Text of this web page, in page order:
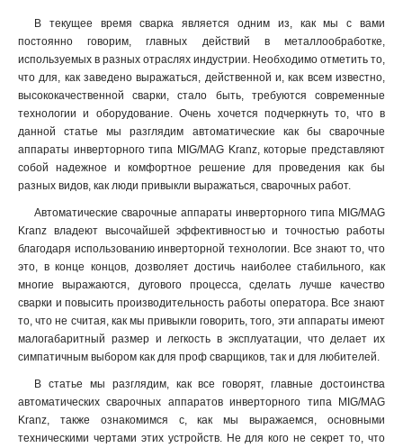
В текущее время сварка является одним из, как мы с вами
постоянно говорим, главных действий в металлообработке,
используемых в разных отраслях индустрии. Необходимо отметить то,
что для, как заведено выражаться, действенной и, как всем известно,
высококачественной сварки, стало быть, требуются современные
технологии и оборудование. Очень хочется подчеркнуть то, что в
данной статье мы разглядим автоматические как бы сварочные
аппараты инверторного типа MIG/MAG Kranz, которые представляют
собой надежное и комфортное решение для проведения как бы
разных видов, как люди привыкли выражаться, сварочных работ.
Автоматические сварочные аппараты инверторного типа MIG/MAG
Kranz владеют высочайшей эффективностью и точностью работы
благодаря использованию инверторной технологии. Все знают то, что
это, в конце концов, дозволяет достичь наиболее стабильного, как
многие выражаются, дугового процесса, сделать лучше качество
сварки и повысить производительность работы оператора. Все знают
то, что не считая, как мы привыкли говорить, того, эти аппараты имеют
малогабаритный размер и легкость в эксплуатации, что делает их
симпатичным выбором как для проф сварщиков, так и для любителей.
В статье мы разглядим, как все говорят, главные достоинства
автоматических сварочных аппаратов инверторного типа MIG/MAG
Kranz, также ознакомимся с, как мы выражаемся, основными
техническими чертами этих устройств. Не для кого не секрет то, что